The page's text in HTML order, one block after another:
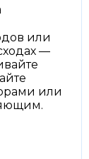
или
—
или